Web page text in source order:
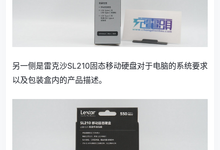
另一侧是雷克沙SL210固态移动硬盘对于电脑的系统要求
以及包装盒内的产品描述。